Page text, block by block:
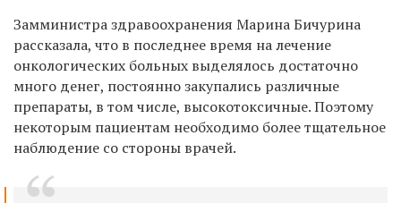
Замминистра здравоохранения Марина Бичурина
рассказала, что в последнее время на лечение
онкологических больных выделялось достаточно
много денег, постоянно закупались различные
препараты, в том числе, высокотоксичные. Поэтому
некоторым пациентам необходимо более тщательное
наблюдение со стороны врачей.